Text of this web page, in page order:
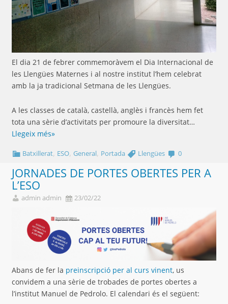
El dia 21 de febrer commemoràvem el Dia Internacional de
les Llengües Maternes i al nostre institut l’hem celebrat
amb la ja tradicional Setmana de les Llengües.
A les classes de català, castellà, anglès i francès hem fet
tota una sèrie d’activitats per promoure la diversitat…
Llegeix més»
Batxillerat, ESO,General, Portada Llengües 0
JORNADES DE PORTES OBERTES PER A
L’ESO
admin admin 23/02/22
Abans de fer la preinscripció per al curs vinent, us
convidem a una sèrie de trobades de portes obertes a
l’institut Manuel de Pedrolo. El calendari és el següent: